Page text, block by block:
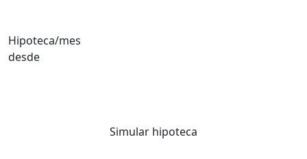
Hipoteca/mes
desde
Simular hipoteca